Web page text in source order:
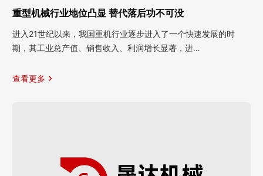
重型机械行业地位凸显 替代落后功不可没
进入21世纪以来，我国重机行业逐步进入了一个快速发展的时
期，其工业总产值、销售收入、利润增长显著，进…
查看更多